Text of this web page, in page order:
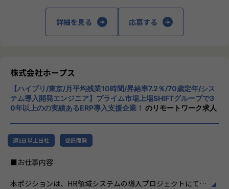
幅が広い！
・上流工程やマネジメント、コンサルタントにステップアッ
【会社概要】
ホープスは、ERP・ERP周辺のシステム開発・導入、
コンサルティングを主軸にイノベーションを起こすためのソ
・MISSION「ワークをもっとワクワクに」
​ヒトが何をすべきかを追求し、ITの力で “働くを楽しく” へ
チ開発やコンサルティングまで幅広いサービ
スを提供しています。クラウドERPやローコ
ード開発を柱とし、業務効率化やDX推進、経
CloudやOracle ERP Cloudなどを活用し、企
業の業務プロセスを最適化し、経営管理の強
化を図っています1。
社風/文化
ホープスは、若手社員が活躍できる環境で、
社内の風通しが良く、活気に満ちた雰囲気が
特徴です。多様性を重視し、様々な国籍や背
詳細を見る 応募する
株式会社ホープス
【ハイブリ/東京/月平均残業10時間/昇給率7.2％/70歳定年/シス
テム導入開発エンジニア】プライム市場上場SHIFTグループで3
0年以上のの実績あるERP導入支援企業！ のリモートワーク求人
週1日以上出社 受託開発
■お仕事内容
本ポジションは、HR領域システムの導入プロジェクトにて、